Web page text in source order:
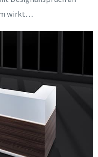
wirkt…